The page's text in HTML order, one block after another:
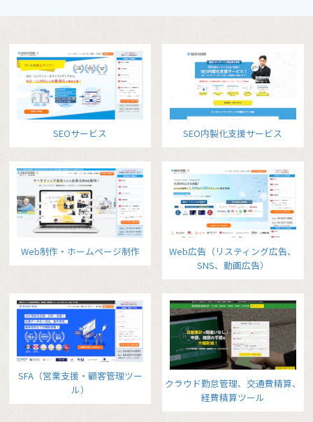
SEOサービス SEO内製化支援サービス
Web制作・ホームページ制作
Web広告（リスティング広告、
SNS、動画広告）
SFA（営業支援・顧客管理ツー
ル）
クラウド勤怠管理、交通費精算、
経費精算ツール